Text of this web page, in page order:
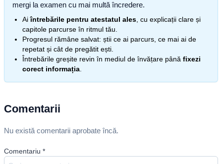
mergi la examen cu mai multă încredere.
Aiîntrebările pentru atestatul ales , cu explicații clare și
capitole parcurse în ritmul tău.
Progresul rămâne salvat: știi ce ai parcurs, ce mai ai de
repetat și cât de pregătit ești.
Întrebările greșite revin în mediul de învățare până fixezi
corect informația
Comentarii
Nu există comentarii aprobate încă.
Comentariu *